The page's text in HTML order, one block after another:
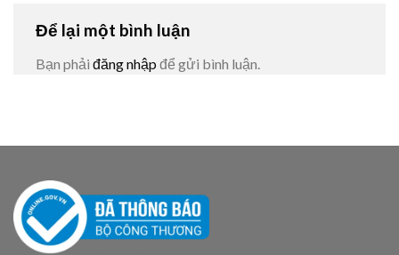
Để lại một bình luận
Bạn phải đăng nhập để gửi bình luận.